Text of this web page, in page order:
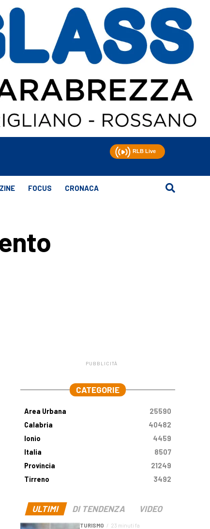
FOCUS CRONACA
PUBBLICITÀ
CATEGORIE
Area Urbana
25590
Calabria
40482
Ionio
4459
Italia
8507
Provincia
21249
Tirreno
3492
ULTIMI DI TENDENZA VIDEO
TURISMO 23 minuti fa